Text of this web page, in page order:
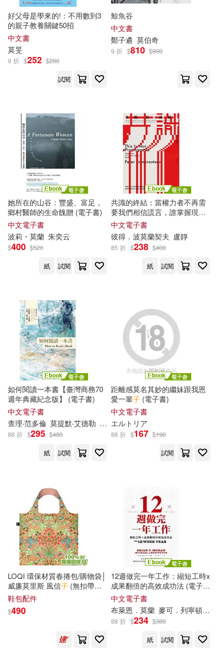
Hermsdorf）(1) KJ查爾斯(1)
KR(1) Lion Yen(1)
Modrow）(1)
[美]查爾斯．菲爾莫爾（Charles Fill
more）(1)
[美]莫那斯特拉（Monastra，V．
[英]吉卜林（Kipling，R．）著 莫厄
特（Mowat，R．）改寫(1)
[英]帕莫（F．R．Palmer）(1)
comet(1) あのねノネ(1)
せうま(1) アリスン(1)
エルトリア(1)
シュガースプーン。(1)
リブート編集部(1)
三好 輝(1) 上大岡トメ(1)
上海淘米網(1)
中夢早教項目組(1)
丹尼爾．查莫維茨(1)
丹．莫樂(1) 五十嵐雄策(1)
五角(1) 亞歷山卓．德羅薩(1)
任昱萍(1) 伊恩．莫蒂默(1)
高寶(2)
Challenge(1) G-WALK(1)
Irodori Comics-鳳梨(1)
MELODIYA(1)
Moscow Conservatory Records(1)
PCuSER電腦人文化(1)
SECRET MUSIC(1)
TOSHIBA EMI(1)
Universal(1)
harmonia mundi(1)
三聯書店(1)
上海交通大學出版社(1)
上海浩林文化傳播股份有限公司(1)
上海音樂出版社(1)
世界圖書出版公司北京公司(1)
中國宇航出版社(1)
中國文聯出版社(1)
好父母是學來的!：不用數到3
的親子教養關鍵50招
中文書
莫旻
9 折 $252 $280
試閱
鯨魚谷
中文書
鄭子遴 莫伯奇
9 折 $810 $900
她所在的山谷：豐盛、富足，
鄉村醫師的生命餽贈 (電子書)
中文電子書
波莉・ 莫蘭 朱奕云
$400 $520
紙
試閱
共識的終結：當權力者不再需
要我們相信謊言，誰掌握現實
的定義權，誰就能操控政治 (電
子書)
中文電子書
彼得．波莫蘭契夫 盧靜
85 折 $238 $400
紙
試閱
如何閱讀一本書【臺灣商務70
週年典藏紀念版】 (電子書)
中文電子書
查理‧范多倫 莫提默‧艾德勒 朱衣 郝明義
88 折 $295 $480
紙
試閱
距離感莫名其妙的繼妹跟我恩
愛一輩子 (電子書)
中文電子書
エルトリア
88 折 $167 $190
試閱
LOQI 環保材質春捲包/購物袋│
威廉莫里斯 風信子 (無扣帶、
暗袋)
鞋包配件
$490
12週做完一年工作：縮短工時x
成果翻倍的高效成功法 (電子
書)
中文電子書
布萊恩． 莫蘭 麥可．列寧頓 夏
88 折 $234 $380
紙
試閱